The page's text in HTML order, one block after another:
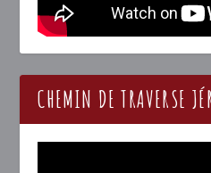
CHEMIN DE TRAVERSE